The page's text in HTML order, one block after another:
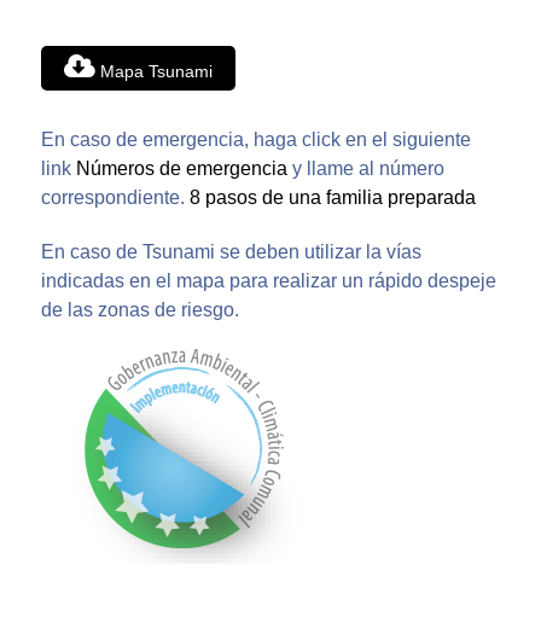
Mapa Tsunami
En caso de emergencia, haga click en el siguiente
link Números de emergencia y llame al número
correspondiente. 8 pasos de una familia preparada
En caso de Tsunami se deben utilizar la vías
indicadas en el mapa para realizar un rápido despeje
de las zonas de riesgo.